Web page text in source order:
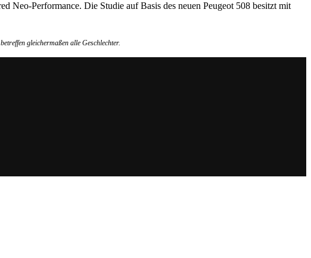
Neo-Performance. Die Studie auf Basis des neuen Peugeot 508 besitzt mit
gleichermaßen alle Geschlechter.